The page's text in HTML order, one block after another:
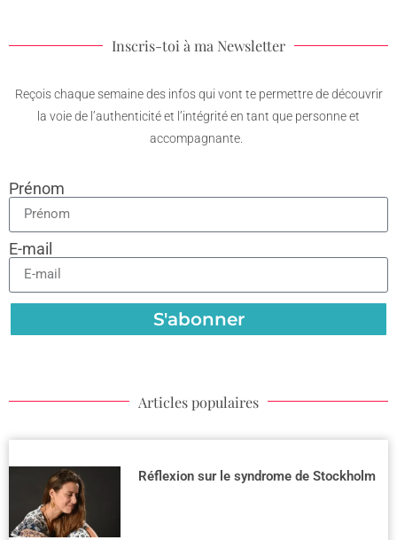
Inscris-toi à ma Newsletter
Reçois chaque semaine des infos qui vont te permettre de découvrir
la voie de l’authenticité et l’intégrité en tant que personne et
accompagnante.
Prénom
E-mail
S'abonner
Articles populaires
Réflexion sur le syndrome de Stockholm